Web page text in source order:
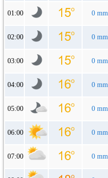
01:00 0 mm
02:00 0 mm
03:00 0 mm
04:00 0 mm
05:00 0 mm
06:00 0 mm
07:00 0 mm